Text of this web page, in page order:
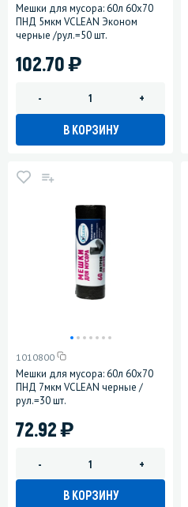
Мешки для мусора: 60л 60х70
ПНД 5мкм VCLEAN Эконом
черные /рул.=50 шт.
102.70)
- +
В КОРЗИНУ
1010800
Мешки для мусора: 60л 60х70
ПНД 7мкм VCLEAN черные /
рул.=30 шт.
72.92)
- +
В КОРЗИНУ